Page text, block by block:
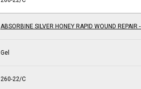
ABSORBINE SILVER HONEY RAPID WOUND REPAIR
Gel
260-22/C